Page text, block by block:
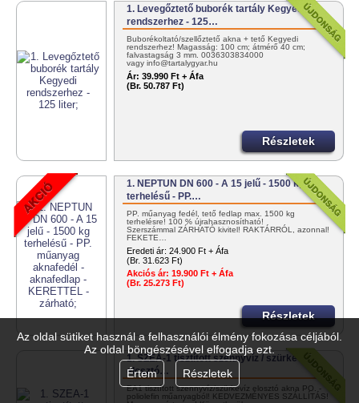
Az oldal sütiket használ a felhasználói élmény fokozása céljából.
Az oldal böngészésével elfogadja ezt.
Értem
Részletek
1. Levegőztető buborék tartály Kegyedi
rendszerhez - 125…
Buborékoltató/szellőztető akna + tető Kegyedi
rendszerhez! Magasság: 100 cm; átmérő 40 cm;
falvastagság 3 mm. 0036303834000
vagy info@tartalygyar.hu
Ár: 39.990 Ft + Áfa
(Br. 50.787 Ft)
Részletek
1. NEPTUN DN 600 - A 15 jelű - 1500 kg
terhelésű - PP.…
PP. műanyag fedél, tető fedlap max. 1500 kg
terhelésre! 100 % újrahasznosítható!
Szerszámmal ZÁRHATÓ kivitel! RAKTÁRRÓL, azonnal!
FEKETE…
Eredeti ár: 24.900 Ft + Áfa
(Br. 31.623 Ft)
Akciós ár: 19.900 Ft + Áfa
(Br. 25.273 Ft)
Részletek
1. SZEA-1 tisztított szennyvíz / szürkevíz
elosztó…
EA1 tisztított szennyvíz/szürkevíz elosztó akna PO. -
poliolefin műanyagból! KEDVEZMÉNYES SZÁLLÍTÁS!